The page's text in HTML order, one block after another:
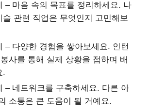
– 마음 속의 목표를 정리하세요. 나
술 관련 직업은 무엇인지 고민해보
– 다양한 경험을 쌓아보세요. 인턴
사를 통해 실제 상황을 접하며 배
.
– 네트워크를 구축하세요. 다른 아
소통은 큰 도움이 될 거예요.